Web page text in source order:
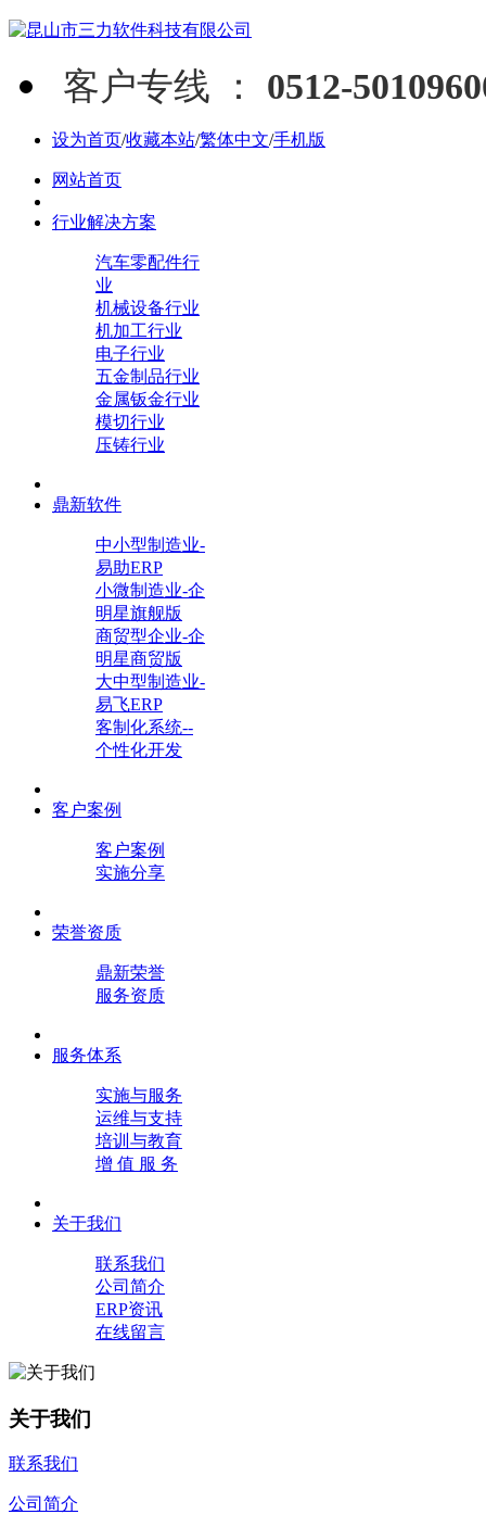
客户专线 ： 0512-
设为首页/收藏本站/繁体中文/手机版
网站首页
行业解决方案
汽车零配件行
业
机械设备行业
机加工行业
电子行业
五金制品行业
金属钣金行业
模切行业
压铸行业
鼎新软件
中小型制造业-
易助ERP
小微制造业-企
明星旗舰版
商贸型企业-企
明星商贸版
大中型制造业-
易飞ERP
客制化系统--
个性化开发
客户案例
客户案例
实施分享
荣誉资质
鼎新荣誉
服务资质
服务体系
实施与服务
运维与支持
培训与教育
增 值 服 务
关于我们
联系我们
公司简介
ERP资讯
在线留言
关于我们
联系我们
公司简介